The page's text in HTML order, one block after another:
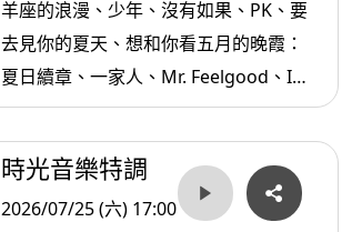
羊座的浪漫、少年、沒有如果、PK、要
去見你的夏天、想和你看五月的晚霞：
夏日續章、一家人、Mr. Feelgood、I
Can See Clearly Now、裏町人生、紅
線、藝界人生、Lets Go Go Go逗陣
走、阿娜答...等。
時光音樂特調
2026/07/25 (六) 17:00